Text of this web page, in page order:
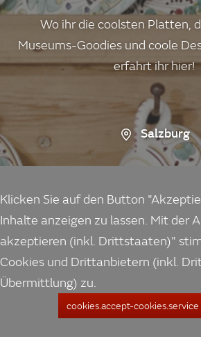
Wo ihr die coolsten Platten,
Museums-Goodies und coole
erfahrt ihr hier!
Salzburg
Klicken Sie auf den Button
Inhalte anzeigen zu lassen. Mit der
akzeptieren (inkl. Drittstaaten)"
Cookies und Drittanbietern (inkl.
Übermittlung) zu.
cookies.accept-